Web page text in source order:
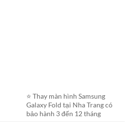
⭐️ Thay màn hình Samsung
Galaxy Fold tại Nha Trang có
bảo hành 3 đến 12 tháng